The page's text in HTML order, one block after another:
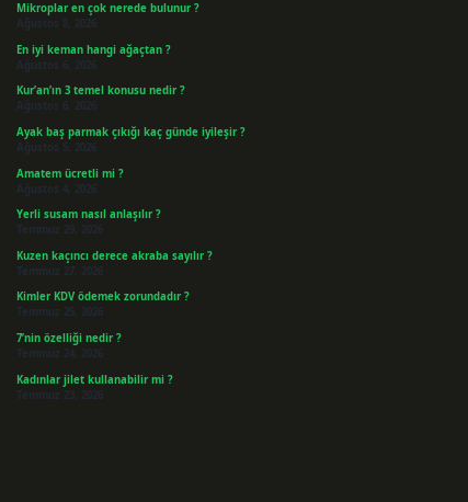
Mikroplar en çok nerede bulunur ?
Ağustos 8, 2026
En iyi keman hangi ağaçtan ?
Ağustos 6, 2026
Kur’an’ın 3 temel konusu nedir ?
Ağustos 6, 2026
Ayak baş parmak çıkığı kaç günde iyileşir ?
Ağustos 5, 2026
Amatem ücretli mi ?
Ağustos 4, 2026
Yerli susam nasıl anlaşılır ?
Temmuz 29, 2026
Kuzen kaçıncı derece akraba sayılır ?
Temmuz 27, 2026
Kimler KDV ödemek zorundadır ?
Temmuz 25, 2026
7’nin özelliği nedir ?
Temmuz 24, 2026
Kadınlar jilet kullanabilir mi ?
Temmuz 23, 2026